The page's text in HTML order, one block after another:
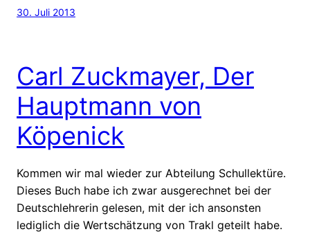
30. Juli 2013
Carl Zuckmayer, Der
Hauptmann von
Köpenick
Kommen wir mal wieder zur Abteilung Schullektüre.
Dieses Buch habe ich zwar ausgerechnet bei der
Deutschlehrerin gelesen, mit der ich ansonsten
lediglich die Wertschätzung von Trakl geteilt habe.